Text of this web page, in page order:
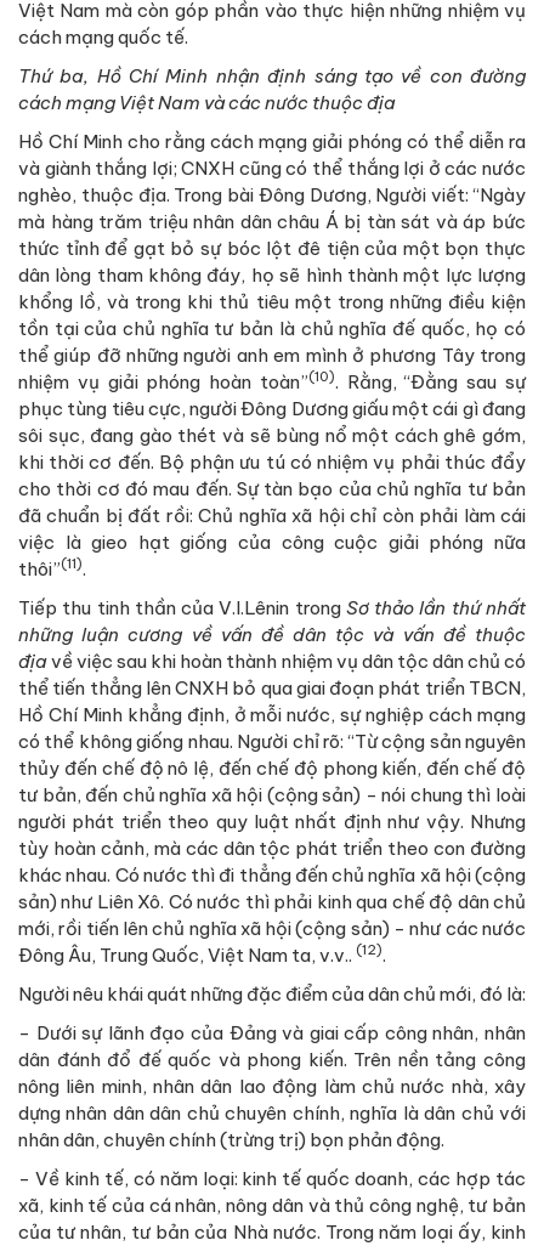
Việt Nam mà còn góp phần vào thực hiện những nhiệm vụ
cách mạng quốc tế.
Thứ ba, Hồ Chí Minh nhận định sáng tạo về con đường
cách mạng Việt Nam và các nước thuộc địa
Hồ Chí Minh cho rằng cách mạng giải phóng có thể diễn ra
và giành thắng lợi; CNXH cũng có thể thắng lợi ở các nước
nghèo, thuộc địa. Trong bài Đông Dương, Người viết: “Ngày
mà hàng trăm triệu nhân dân châu Á bị tàn sát và áp bức
thức tỉnh để gạt bỏ sự bóc lột đê tiện của một bọn thực
dân lòng tham không đáy, họ sẽ hình thành một lực lượng
khổng lồ, và trong khi thủ tiêu một trong những điều kiện
tồn tại của chủ nghĩa tư bản là chủ nghĩa đế quốc, họ có
thể giúp đỡ những người anh em mình ở phương Tây trong
nhiệm vụ giải phóng hoàn toàn”(10). Rằng, “Đằng sau sự
phục tùng tiêu cực, người Đông Dương giấu một cái gì đang
sôi sục, đang gào thét và sẽ bùng nổ một cách ghê gớm,
khi thời cơ đến. Bộ phận ưu tú có nhiệm vụ phải thúc đẩy
cho thời cơ đó mau đến. Sự tàn bạo của chủ nghĩa tư bản
đã chuẩn bị đất rồi: Chủ nghĩa xã hội chỉ còn phải làm cái
việc là gieo hạt giống của công cuộc giải phóng nữa
thôi”(11).
Tiếp thu tinh thần của V.I.Lênin trong Sơ thảo lần thứ nhất
những luận cương về vấn đề dân tộc và vấn đề thuộc
địavề việc sau khi hoàn thành nhiệm vụ dân tộc dân chủ có
thể tiến thẳng lên CNXH bỏ qua giai đoạn phát triển TBCN,
Hồ Chí Minh khẳng định, ở mỗi nước, sự nghiệp cách mạng
có thể không giống nhau. Người chỉ rõ: “Từ cộng sản nguyên
thủy đến chế độ nô lệ, đến chế độ phong kiến, đến chế độ
tư bản, đến chủ nghĩa xã hội (cộng sản) - nói chung thì loài
người phát triển theo quy luật nhất định như vậy. Nhưng
tùy hoàn cảnh, mà các dân tộc phát triển theo con đường
khác nhau. Có nước thì đi thẳng đến chủ nghĩa xã hội (cộng
sản) như Liên Xô. Có nước thì phải kinh qua chế độ dân chủ
mới, rồi tiến lên chủ nghĩa xã hội (cộng sản) - như các nước
Đông Âu, Trung Quốc, Việt Nam ta, v.v.. (12).
Người nêu khái quát những đặc điểm của dân chủ mới, đó là:
- Dưới sự lãnh đạo của Đảng và giai cấp công nhân, nhân
dân đánh đổ đế quốc và phong kiến. Trên nền tảng công
nông liên minh, nhân dân lao động làm chủ nước nhà, xây
dựng nhân dân dân chủ chuyên chính, nghĩa là dân chủ với
nhân dân, chuyên chính (trừng trị) bọn phản động.
- Về kinh tế, có năm loại: kinh tế quốc doanh, các hợp tác
xã, kinh tế của cá nhân, nông dân và thủ công nghệ, tư bản
của tư nhân, tư bản của Nhà nước. Trong năm loại ấy, kinh